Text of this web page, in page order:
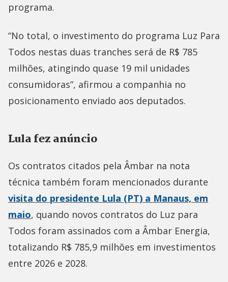
programa.
“No total, o investimento do programa Luz Para
Todos nestas duas tranches será de R$ 785
milhões, atingindo quase 19 mil unidades
consumidoras”, afirmou a companhia no
posicionamento enviado aos deputados.
Lula fez anúncio
Os contratos citados pela Âmbar na nota
técnica também foram mencionados durante
visita do presidente Lula (PT) a Manaus, em
maio, quando novos contratos do Luz para
Todos foram assinados com a Âmbar Energia,
totalizando R$ 785,9 milhões em investimentos
entre 2026 e 2028.